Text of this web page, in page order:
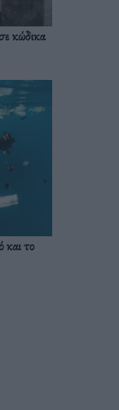
κώδικα
το